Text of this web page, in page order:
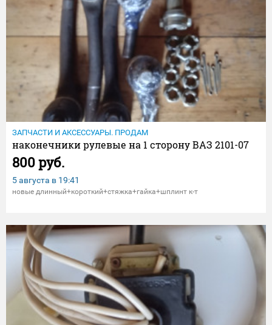
ЗАПЧАСТИ И АКСЕССУАРЫ. ПРОДАМ
наконечники рулевые на 1 сторону ВАЗ 2101-07
800 руб.
5 августа в 19:41
новые длинный+короткий+стяжка+гайка+шплинт к-т